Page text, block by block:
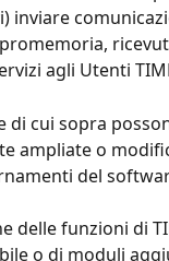
inviare
agli Utenti
di cui sopra
ampliate o
del
delle funzioni di
o di moduli